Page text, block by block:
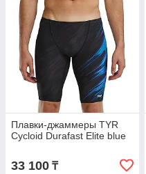
Плавки-джаммеры TYR
Cycloid Durafast Elite blue
33 100 ₸